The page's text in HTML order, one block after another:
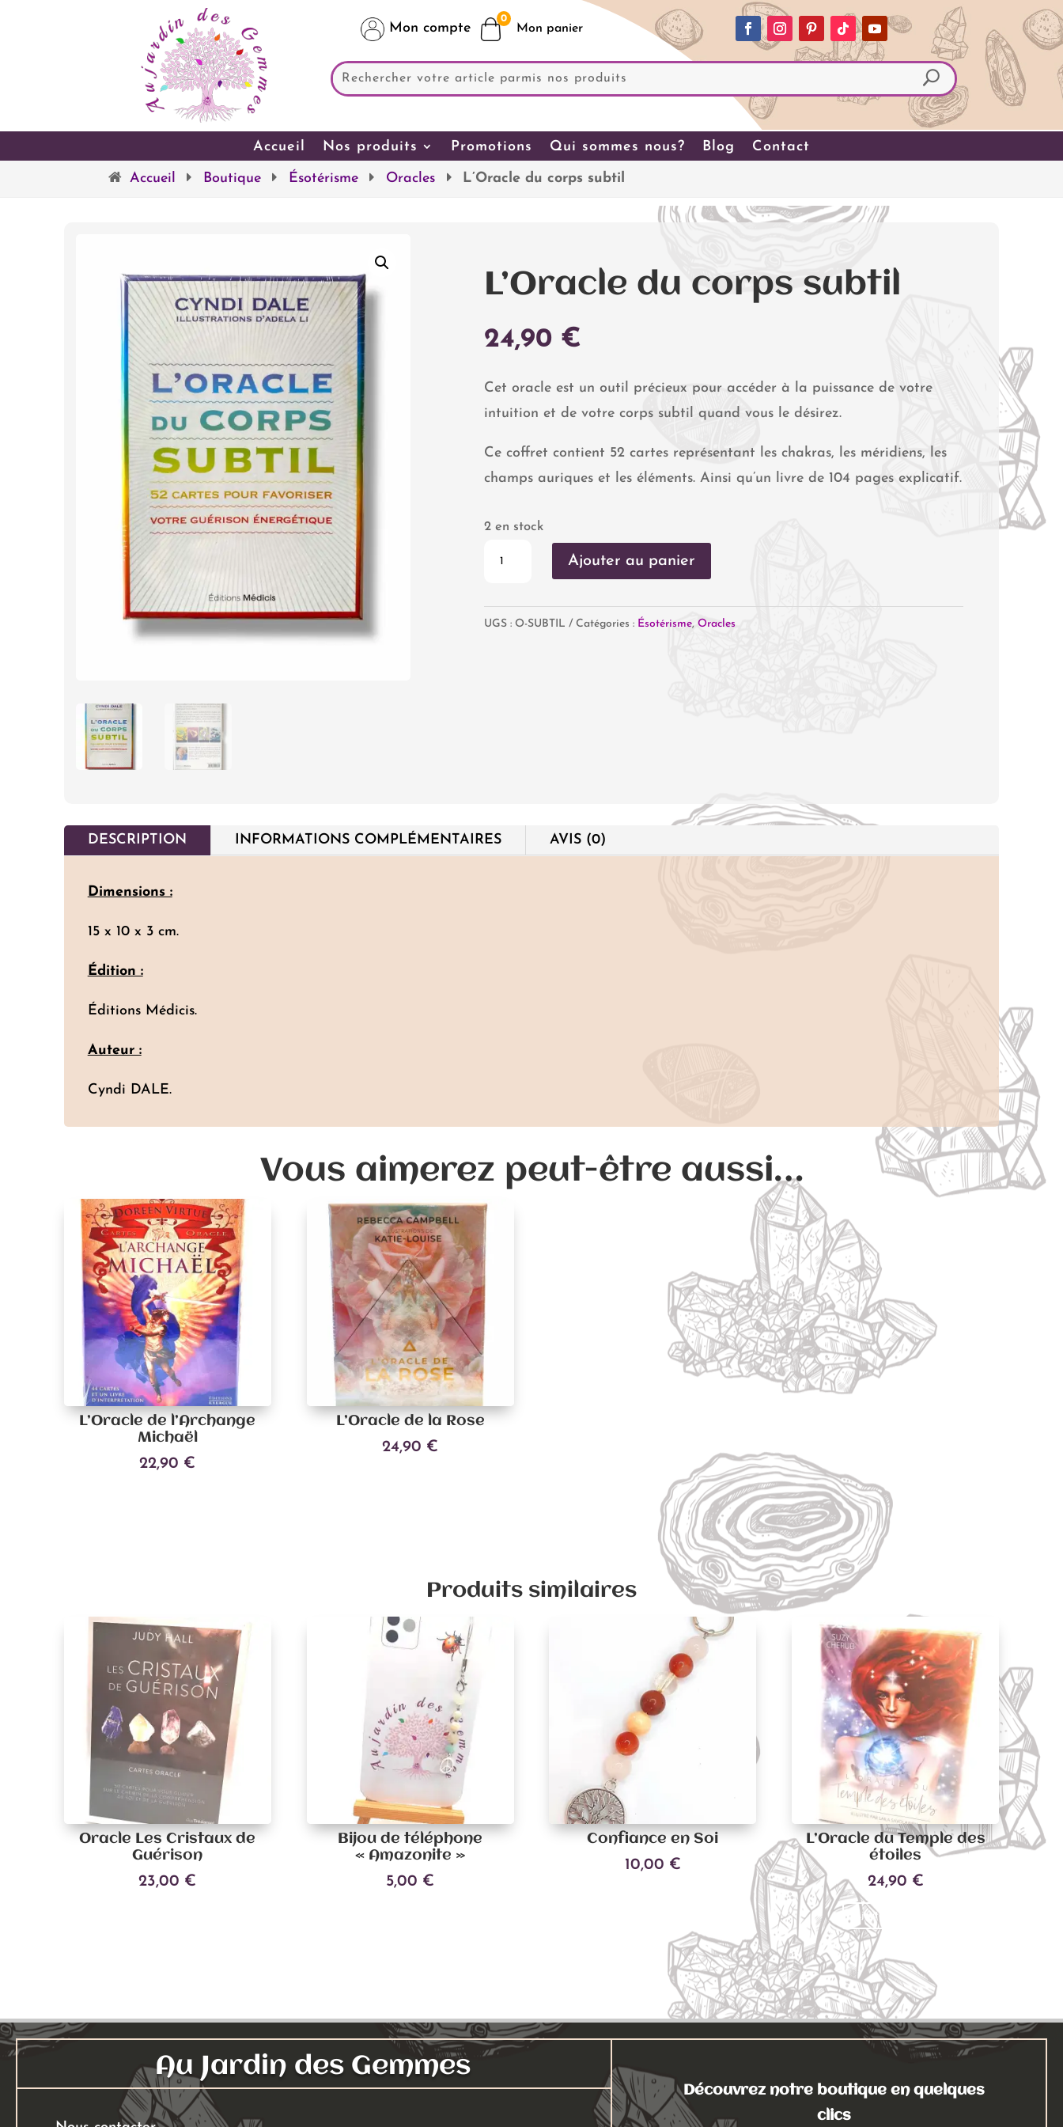
Mon compte
0
Accueil Nos produits Promotions Qui sommes nous? Blog Contact
Accueil Boutique Ésotérisme Oracles L’Oracle du corps subtil
L’Oracle du corps subtil
24,90 €
Cet oracle est un outil précieux pour accéder à la puissance de votre
intuition et de votre corps subtil quand vous le désirez.
Ce coffret contient 52 cartes représentant les chakras, les méridiens, les
champs auriques et les éléments. Ainsi qu’un livre de 104 pages explicatif.
2 en stock
du
Ajouter au panier
UGS :O-SUBTIL Catégories : Ésotérisme,Oracles
DESCRIPTION INFORMATIONS COMPLÉMENTAIRES AVIS (0)
Dimensions :
15 x 10 x 3 cm.
Édition :
Éditions Médicis.
Auteur :
Cyndi DALE.
Vous aimerez peut-être aussi…
L’Oracle de l’Archange
Michaël
22,90 €
L’Oracle de la Rose
24,90 €
Produits similaires
Oracle Les Cristaux de
Guérison
23,00 €
Bijou de téléphone
« Amazonite »
5,00 €
options
peuvent
être
choisies
Confiance en Soi
10,00 €
L’Oracle du Temple des
étoiles
24,90 €
Ajouter au panier
Au Jardin des Gemmes
Découvrez notre boutique en quelques
clics